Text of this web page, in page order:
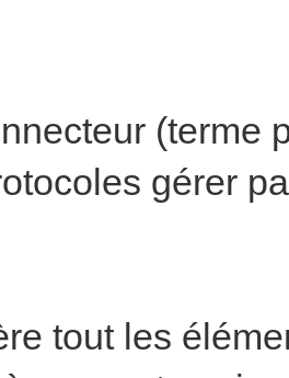
(terme
gérer
tout les